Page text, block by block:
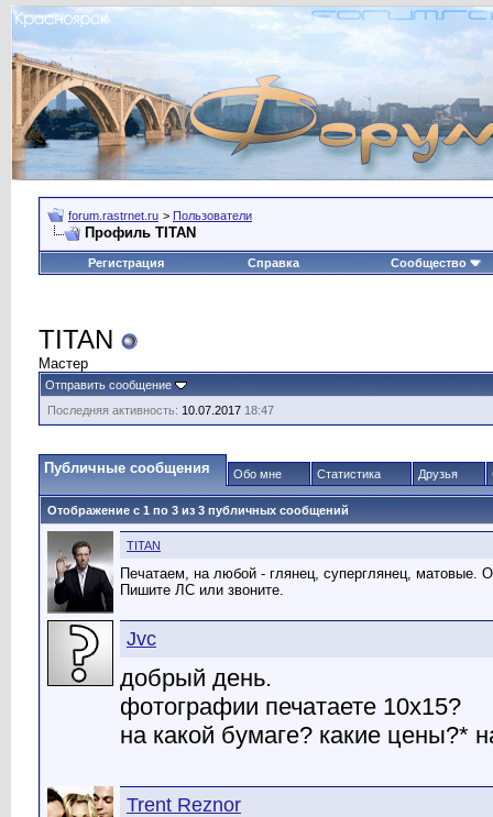
forum.rastrnet.ru > Пользователи
Профиль TITAN
Регистрация Справка Сообщество
TITAN
Мастер
Отправить сообщение
Последняя активность: 10.07.2017 18:47
Публичные сообщения Обо мне Статистика Друзья
Отображение с 1 по 3 из 3 публичных сообщений
TITAN
Печатаем, на любой - глянец, суперглянец, матовые.
Пишите ЛС или звоните.
Jvc
добрый день.
фотографии печатаете 10х15?
на какой бумаге? какие цены?*
Trent Reznor